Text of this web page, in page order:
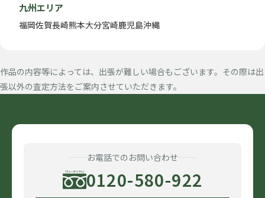
九州エリア
福岡佐賀長崎熊本大分宮崎鹿児島沖縄
作品の内容等によっては、出張が難しい場合もございます。その際は出
張以外の査定方法をご案内させていただきます。
お電話でのお問い合わせ
0120-580-922